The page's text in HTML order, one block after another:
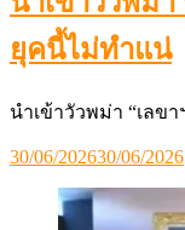
ยุคนี้ไม่ทำแน่
นำเข้าวัวพม่า “เลข
Posted
30/06/202630/06/2026